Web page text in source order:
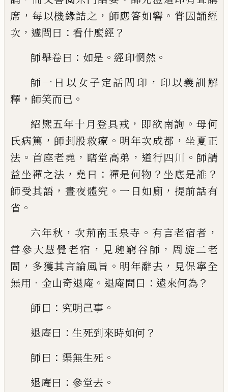
席 ， 每以機緣詰之 ， 師應答如響 。 甞因誦經
次 ， 遽問曰 ： 看什麼經 ？
師舉卷曰 ： 如是 。 經印惘然 。
師一日以女子定話問印 ， 印以義訓解
釋 ， 師笑而已 。
紹熈五年十月登具戒 ， 即欲南詢 。 母何
氏病篤 ， 師刲股救療 。 明年次成都 ， 坐夏正
法 。 首座老堯 ， 瞎堂高弟 ， 道行四川 。 師請
益坐禪之法 ， 堯曰 ： 禪是何物 ？ 坐底是誰 ？
師受其語 ， 晝夜體究 。 一日如廁 ， 提前話有
省 。
六年秋 ， 次荊南玉泉寺 。 有言老宿者 ，
甞參大慧覺老宿 ， 見璉窮谷師 ， 周旋二老
間 ， 多獲其言論風旨 。 明年辭去 ， 見保寧全
無用 ． 金山奇退庵 。 退庵問曰 ： 遠來何為？
師曰 ： 究明己事 。
退庵曰 ： 生死到來時如何 ？
師曰 ： 渠無生死 。
退庵曰 ： 參堂去 。